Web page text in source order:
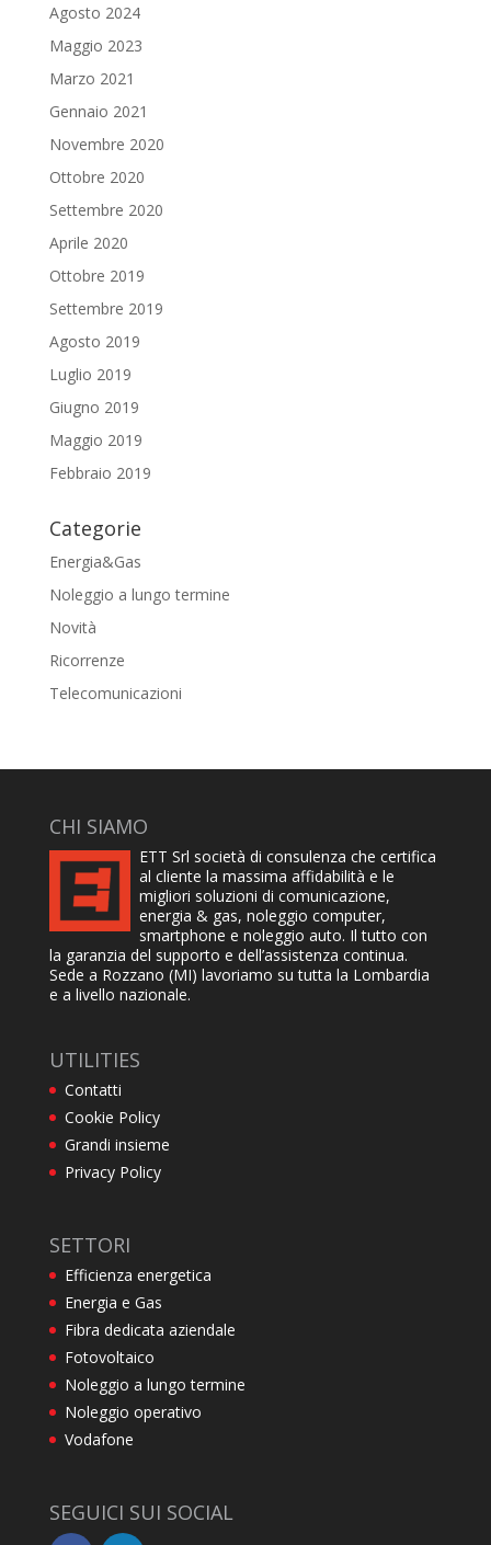
Agosto 2024
Maggio 2023
Marzo 2021
Gennaio 2021
Novembre 2020
Ottobre 2020
Settembre 2020
Aprile 2020
Ottobre 2019
Settembre 2019
Agosto 2019
Luglio 2019
Giugno 2019
Maggio 2019
Febbraio 2019
Categorie
Energia&Gas
Noleggio a lungo termine
Novità
Ricorrenze
Telecomunicazioni
CHI SIAMO
ETT Srl società di consulenza che certifica
al cliente la massima affidabilità e le
migliori soluzioni di comunicazione,
energia & gas, noleggio computer,
smartphone e noleggio auto. Il tutto con
la garanzia del supporto e dell’assistenza continua.
Sede a Rozzano (MI) lavoriamo su tutta la Lombardia
e a livello nazionale.
UTILITIES
Contatti
Cookie Policy
Grandi insieme
Privacy Policy
SETTORI
Efficienza energetica
Energia e Gas
Fibra dedicata aziendale
Fotovoltaico
Noleggio a lungo termine
Noleggio operativo
Vodafone
SEGUICI SUI SOCIAL